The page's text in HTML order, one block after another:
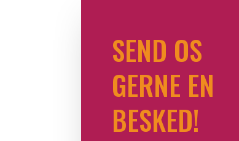
SEND OS
GERNE EN
BESKED!